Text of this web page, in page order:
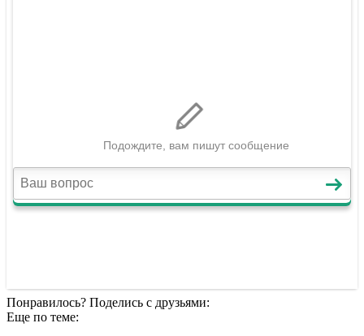
Понравилось? Поделись с друзьями:
Еще по теме: